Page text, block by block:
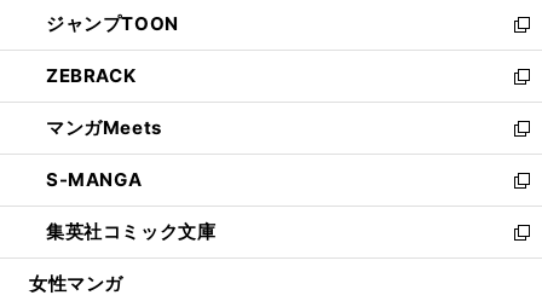
く
で
開
く
ド
ウ
で
開
く
ィ
ン
ド
ウ
で
開
く
い
ウ
ィ
ン
ド
ウ
で
開
く
ジャンプTOON
新
し
い
ウ
ィ
ン
ド
ウ
で
開
ZEBRACK
新
し
い
ウ
ィ
ン
ド
ウ
マンガMeets
新
し
い
ウ
ィ
ン
S-MANGA
新
し
い
ウ
集英社コミック文庫
新
し
女性マンガ